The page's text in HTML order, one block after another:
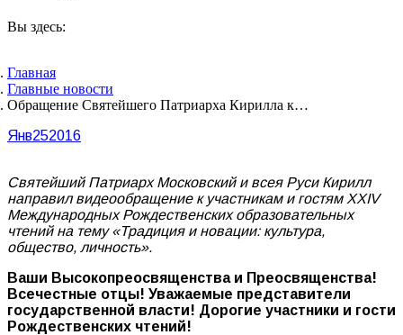
Вы здесь:
Главная
Главные новости
Обращение Святейшего Патриарха Кирилла к…
Янв252016
Святейший Патриарх Московский и всея Руси Кирилл
направил видеообращение к участникам и гостям XXIV
Международных Рождественских образовательных
чтений на тему «Традиция и новации: культура,
общество, личность».
Ваши Высокопреосвященства и Преосвященства!
Всечестные отцы! Уважаемые представители
государственной власти! Дорогие участники и гости
Рождественских чтений!